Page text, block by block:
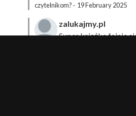
czytelnikom? · 19 February 2025
zalukajmy.pl
Super książka fajnie